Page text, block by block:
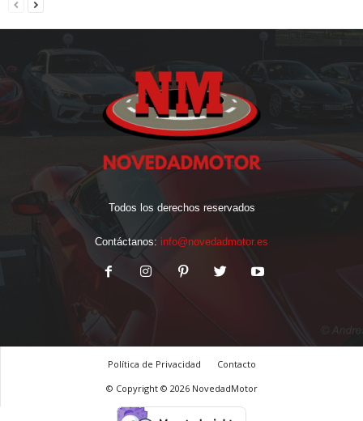
Todos los derechos reservados
Contáctanos: info@novedadmotor.es
Política de Privacidad
Contacto
© Copyright © 2026 NovedadMotor